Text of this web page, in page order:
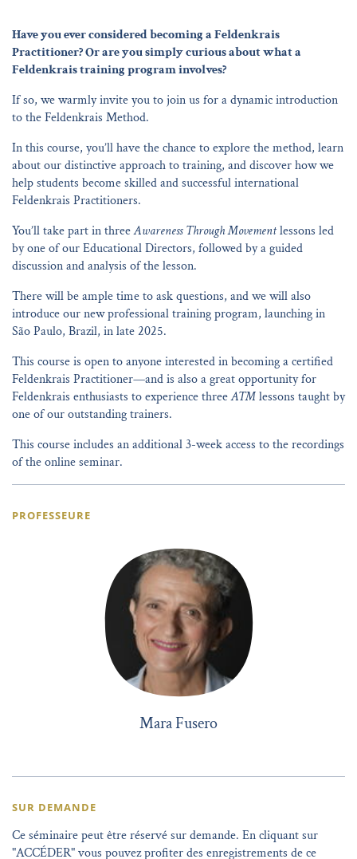
Have you ever considered becoming a Feldenkrais
Practitioner? Or are you simply curious about what a
Feldenkrais training program involves?
If so, we warmly invite you to join us for a dynamic introduction
to the Feldenkrais Method.
In this course, you’ll have the chance to explore the method, learn
about our distinctive approach to training, and discover how we
help students become skilled and successful international
Feldenkrais Practitioners.
You’ll take part in threeAwareness Through Movementlessons led
by one of our Educational Directors, followed by a guided
discussion and analysis of the lesson.
There will be ample time to ask questions, and we will also
introduce our new professional training program, launching in
São Paulo, Brazil, in late 2025.
This course is open to anyone interested in becoming a certified
Feldenkrais Practitioner—and is also a great opportunity for
Feldenkrais enthusiasts to experience threeATMlessons taught by
one of our outstanding trainers.
This course includes an additional 3-week access to the recordings
of the online seminar.
PROFESSEURE
Mara Fusero
SUR DEMANDE
Ce séminaire peut être réservé sur demande. En cliquant sur
"ACCÉDER" vous pouvez profiter des enregistrements de ce